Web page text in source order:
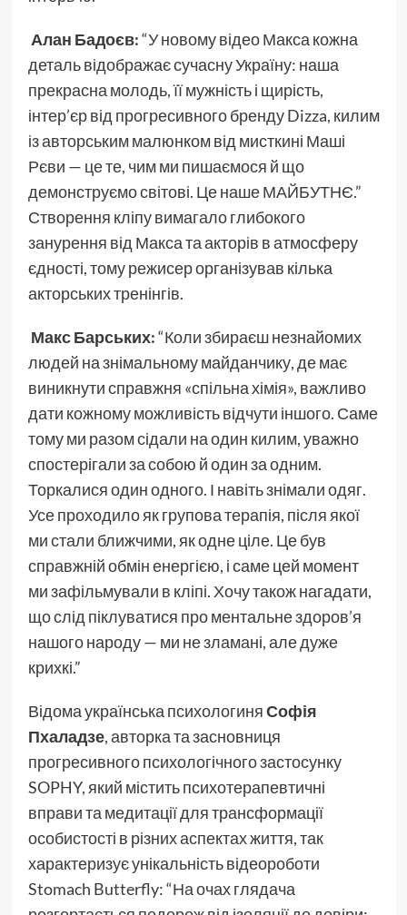
Алан Бадоєв:“У новому відео Макса кожна
деталь відображає сучасну Україну: наша
прекрасна молодь, її мужність і щирість,
інтер’єр від прогресивного бренду Dizza, килим
із авторським малюнком від мисткині Маші
Рєви — це те, чим ми пишаємося й що
демонструємо світові. Це наше МАЙБУТНЄ.”
Створення кліпу вимагало глибокого
занурення від Макса та акторів в атмосферу
єдності, тому режисер організував кілька
акторських тренінгів.
Макс Барських:“Коли збираєш незнайомих
людей на знімальному майданчику, де має
виникнути справжня «спільна хімія», важливо
дати кожному можливість відчути іншого. Саме
тому ми разом сідали на один килим, уважно
спостерігали за собою й один за одним.
Торкалися один одного. І навіть знімали одяг.
Усе проходило як групова терапія, після якої
ми стали ближчими, як одне ціле. Це був
справжній обмін енергією, і саме цей момент
ми зафільмували в кліпі. Хочу також нагадати,
що слід піклуватися про ментальне здоров’я
нашого народу — ми не зламані, але дуже
крихкі.”
Відома українська психологиняСофія
Пхаладзе, авторка та засновниця
прогресивного психологічного застосунку
SOPHY, який містить психотерапевтичні
вправи та медитації для трансформації
особистості в різних аспектах життя, так
характеризує унікальність відеороботи
Stomach Butterfly: “На очах глядача